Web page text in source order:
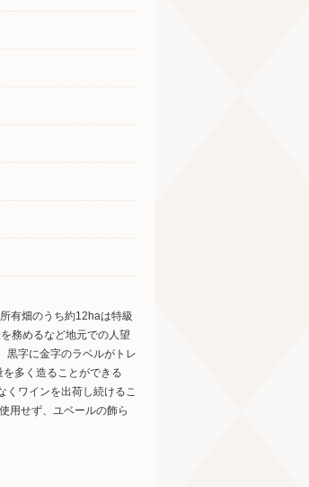
有畑のうち約12haは特級
務めるなど地元での人望
黒字に金字のラベルがトレ
多く造ることができる
くワインを出荷し続けるこ
用せず、ユベールの飾ら